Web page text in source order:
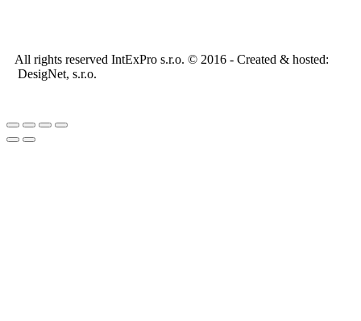
All rights reserved IntExPro s.r.o. © 2016 - Created & hosted:
DesigNet, s.r.o.